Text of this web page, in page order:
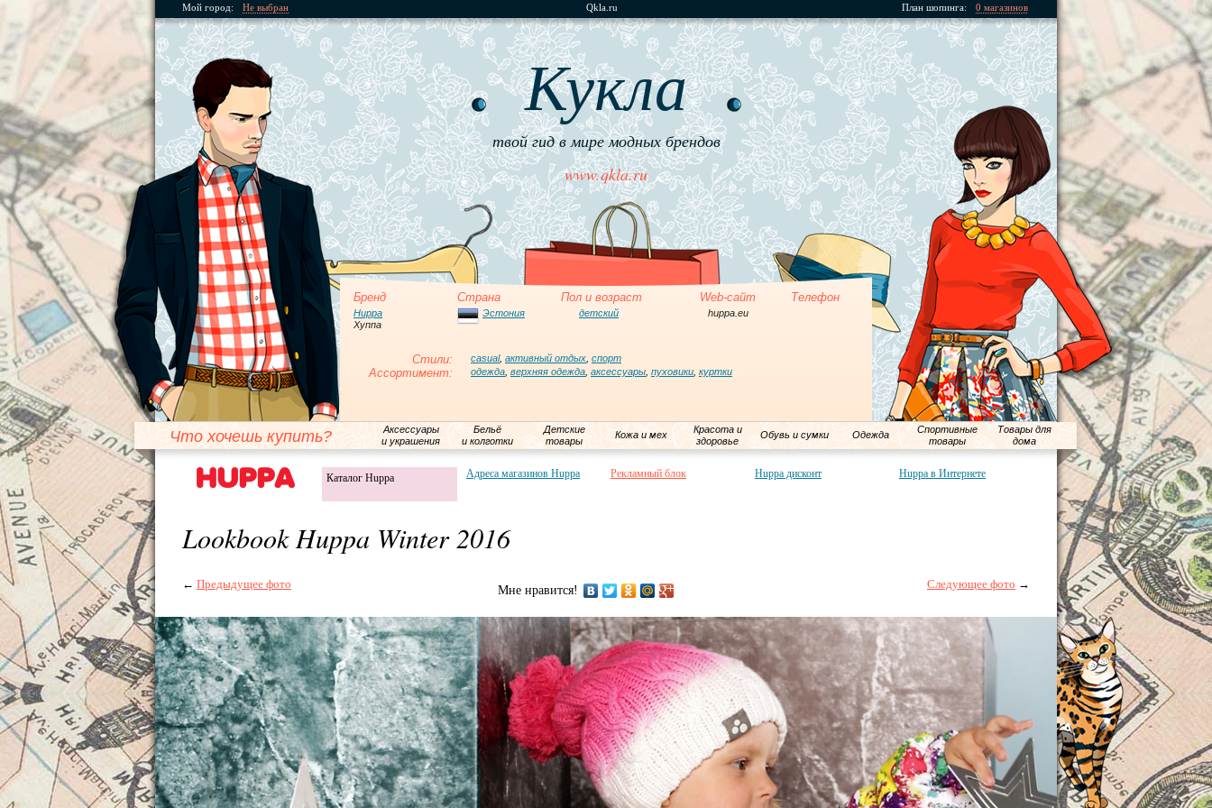
Мой город: Не выбран Qkla.ru План шопинга: 0 магазинов
Кукла
твой гид в мире модных брендов
www.qkla.ru
Бренд Страна Пол и возраст Web-сайт Телефон
Huppa
Хуппа
Эстония детский huppa.eu
Стили: casual, активный отдых спорт
Ассортимент: одежда верхняя одежда аксессуары пуховики куртки
Что хочешь купить?
Аксессуары
и украшения
Бельё
и колготки
Детские
товары
Кожа и мех
Красота и
здоровье
Обувь и сумки Одежда
Спортивные
товары
Товары для
дома
Каталог Huppa Адреса магазинов Huppa Рекламный блок Huppa дисконт Huppa в Интернете
Lookbook Huppa Winter 2016
← Предыдущее фото Мне нравится! Следующее фото →